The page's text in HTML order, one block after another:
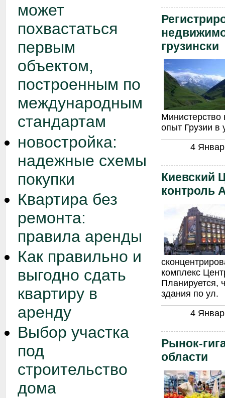
может
похвастаться
первым
объектом,
построенным по
международным
стандартам
новостройка:
надежные схемы
покупки
Квартира без
ремонта:
правила аренды
Как правильно и
выгодно сдать
квартиру в
аренду
Выбор участка
под
строительство
дома
грузински
Министерство
опыт Грузии в
4
Киевский
контроль
комплекс
Планируется,
здания по ул.
4
Рынок-
области